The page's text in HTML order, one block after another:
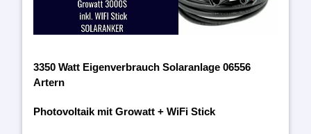
3350 Watt Eigenverbrauch Solaranlage 06556
Artern
Photovoltaik mit Growatt + WiFi Stick